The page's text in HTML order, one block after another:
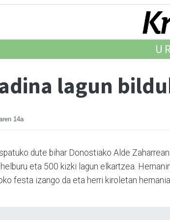
lagun
14a
dute bihar Donostiako Alde
eta 500 kizki lagun elkar­tzea.
festa izango da eta herri kiroletan